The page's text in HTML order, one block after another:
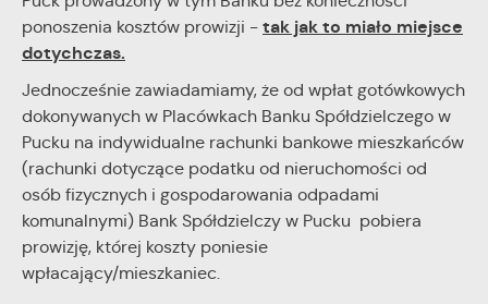
ponoszenia kosztów prowizji - tak jak to miało miejsce
dotychczas.
Jednocześnie zawiadamiamy, że od wpłat gotówkowych
dokonywanych w Placówkach Banku Spółdzielczego w
Pucku na indywidualne rachunki bankowe mieszkańców
(rachunki dotyczące podatku od nieruchomości od
osób fizycznych i gospodarowania odpadami
komunalnymi) Bank Spółdzielczy w Pucku pobiera
prowizję, której koszty poniesie
wpłacający/mieszkaniec.
stronach podmiotów trzecich lub firm będących naszymi
partnerami oraz innych dostawców usług. Firmy te działają w
postaci wiadomości, ofert, komunikatów mediów
społecznościowych.